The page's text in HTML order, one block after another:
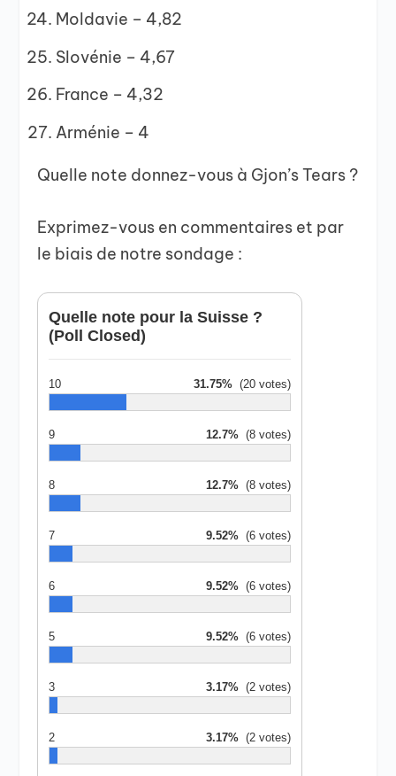
Moldavie – 4,82
Slovénie – 4,67
France – 4,32
Arménie – 4
Quelle note donnez-vous à Gjon’s Tears ?
Exprimez-vous en commentaires et par
le biais de notre sondage :
Quelle note pour la Suisse ?
(Poll Closed)
10 31.75% (20 votes)
9 12.7% (8 votes)
8 12.7% (8 votes)
7 9.52% (6 votes)
6 9.52% (6 votes)
5 9.52% (6 votes)
3 3.17% (2 votes)
2 3.17% (2 votes)